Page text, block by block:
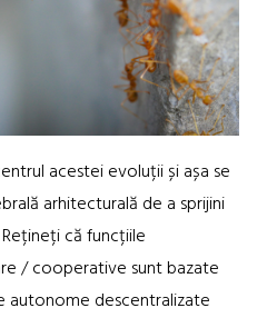
acestei evoluții și așa se
arhitecturală de a sprijini
că funcțiile
/ cooperative sunt bazate
autonome descentralizate